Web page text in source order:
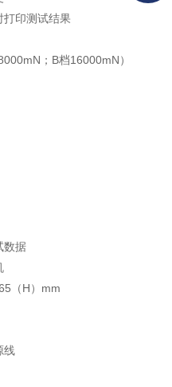
打印测试结果
；B档16000mN）
数据
（H）mm
线